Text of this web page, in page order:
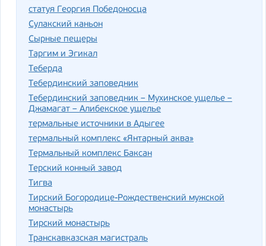
статуя Георгия Победоносца
Сулакский каньон
Сырные пещеры
Таргим и Эгикал
Теберда
Тебердинский заповедник
Тебердинский заповедник – Мухинское ущелье –
Джамагат – Алибекское ущелье
термальные источники в Адыгее
термальный комплекс «Янтарный аква»
Термальный комплекс Баксан
Терский конный завод
Тигва
Тирский Богородице-Рождественский мужской
монастырь
Тирский монастырь
Транскавказская магистраль